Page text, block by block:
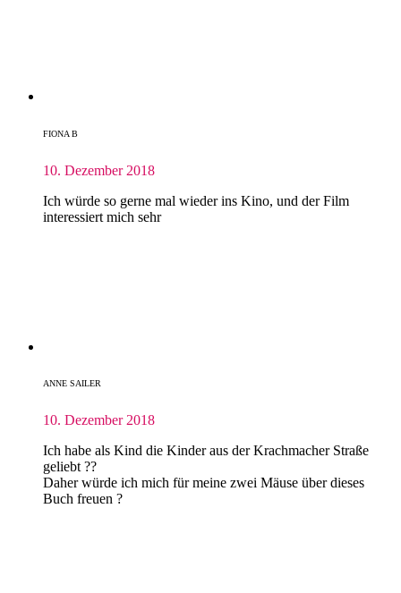
FIONA B
10. Dezember 2018
Ich würde so gerne mal wieder ins Kino, und der Film
interessiert mich sehr
ANNE SAILER
10. Dezember 2018
Ich habe als Kind die Kinder aus der Krachmacher Straße
geliebt ??
Daher würde ich mich für meine zwei Mäuse über dieses
Buch freuen ?